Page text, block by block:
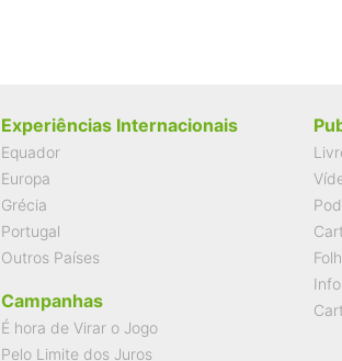
Experiências Internacionais
Equador
Europa
Grécia
Portugal
Outros Países
Campanhas
É hora de Virar o Jogo
Pelo Limite dos Juros